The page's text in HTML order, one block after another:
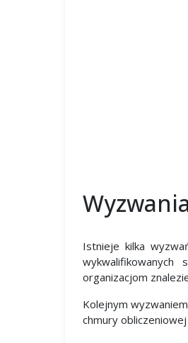
Istnieje kilka
wykwalifikowanych
organizacjom
Kolejnym
chmury